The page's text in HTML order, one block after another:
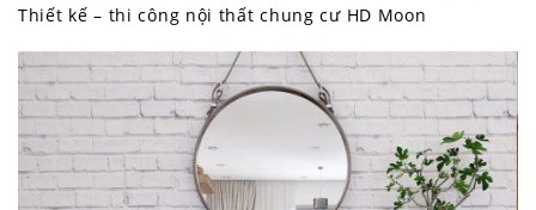
Thiết kế – thi công nội thất chung cư HD Moon